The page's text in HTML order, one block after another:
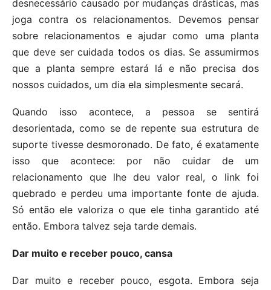
desnecessário causado por mudanças drásticas, mas
joga contra os relacionamentos. Devemos pensar
sobre relacionamentos e ajudar como uma planta
que deve ser cuidada todos os dias. Se assumirmos
que a planta sempre estará lá e não precisa dos
nossos cuidados, um dia ela simplesmente secará.
Quando isso acontece, a pessoa se sentirá
desorientada, como se de repente sua estrutura de
suporte tivesse desmoronado. De fato, é exatamente
isso que acontece: por não cuidar de um
relacionamento que lhe deu valor real, o link foi
quebrado e perdeu uma importante fonte de ajuda.
Só então ele valoriza o que ele tinha garantido até
então. Embora talvez seja tarde demais.
Dar muito e receber pouco, cansa
Dar muito e receber pouco, esgota. Embora seja